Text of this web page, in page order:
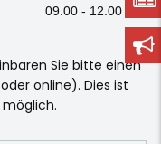
09.00 - 12.00 Uhr
Sie bitte einen
online). Dies ist